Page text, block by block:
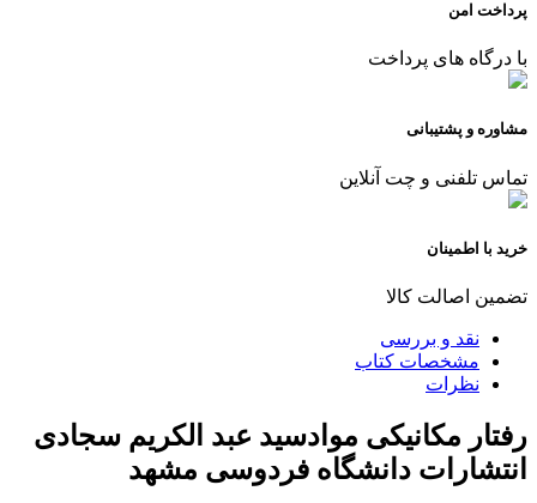
پرداخت امن
با درگاه های پرداخت
مشاوره و پشتیبانی
تماس تلفنی و چت آنلاین
خرید با اطمینان
تضمین اصالت کالا
نقد و بررسی
مشخصات کتاب
نظرات
رفتار مکانیکی موادسید عبد الکریم سجادی
انتشارات دانشگاه فردوسی مشهد